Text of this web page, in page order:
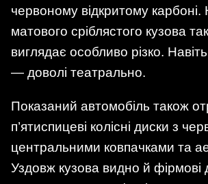
червоному відкритому карбоні.
матового сріблястого кузова
виглядає особливо різко.
— доволі театрально.
Показаний автомобіль також
п’ятиспицеві колісні диски з
центральними ковпачками та
Уздовж кузова видно й фірмові